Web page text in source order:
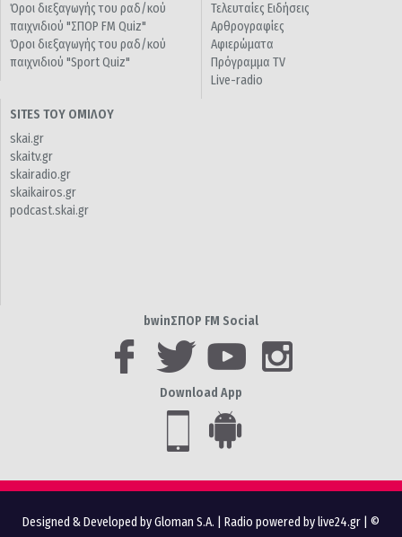
Όροι διεξαγωγής του ραδ/κού
παιχνιδιού "ΣΠΟΡ FM Quiz"
Όροι διεξαγωγής του ραδ/κού
παιχνιδιού "Sport Quiz"
Τελευταίες Ειδήσεις
Αρθρογραφίες
Αφιερώματα
Πρόγραμμα TV
Live-radio
SITES ΤΟΥ ΟΜΙΛΟΥ
skai.gr
skaitv.gr
skairadio.gr
skaikairos.gr
podcast.skai.gr
bwinΣΠΟΡ FM Social
Download App
Designed & Developed by Gloman S.A. Radio powered by live24.gr | ©